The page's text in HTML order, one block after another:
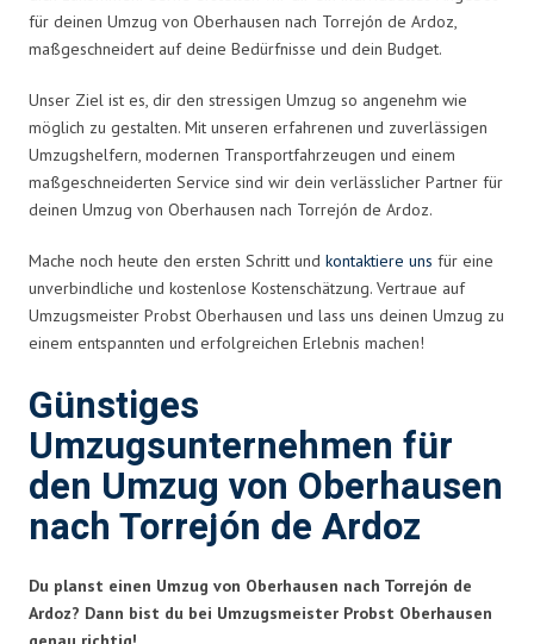
für deinen Umzug von Oberhausen nach Torrejón de Ardoz,
maßgeschneidert auf deine Bedürfnisse und dein Budget.
Unser Ziel ist es, dir den stressigen Umzug so angenehm wie
möglich zu gestalten. Mit unseren erfahrenen und zuverlässigen
Umzugshelfern, modernen Transportfahrzeugen und einem
maßgeschneiderten Service sind wir dein verlässlicher Partner für
deinen Umzug von Oberhausen nach Torrejón de Ardoz.
Mache noch heute den ersten Schritt und kontaktiere uns für eine
unverbindliche und kostenlose Kostenschätzung. Vertraue auf
Umzugsmeister Probst Oberhausen und lass uns deinen Umzug zu
einem entspannten und erfolgreichen Erlebnis machen!
Günstiges
Umzugsunternehmen für
den Umzug von Oberhausen
nach Torrejón de Ardoz
Du planst einen Umzug von Oberhausen nach Torrejón de
Ardoz? Dann bist du bei Umzugsmeister Probst Oberhausen